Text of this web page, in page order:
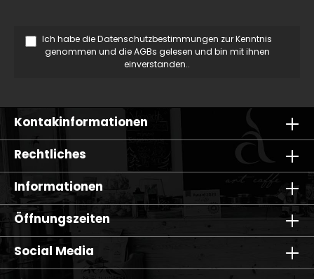
Ich habe dieDatenschutzbestimmungen zur Kenntnis
genommen und dieAGBs gelesen und bin mit ihnen
einverstanden..
Kontakinformationen
Rechtliches
Informationen
Öffnungszeiten
Social Media